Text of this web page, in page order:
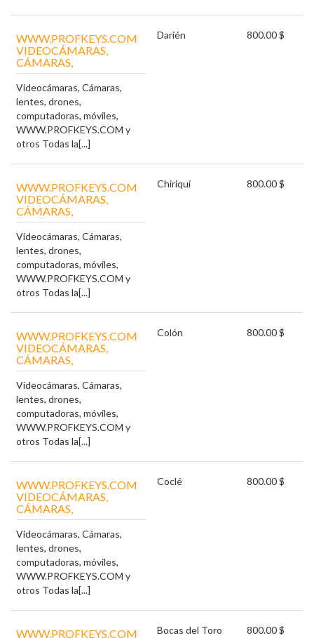
WWW.PROFKEYS.COM
VIDEOCÁMARAS,
CÁMARAS,
Videocámaras, Cámaras,
lentes, drones,
computadoras, móviles,
WWW.PROFKEYS.COM y
otros Todas la[...]
Darién 800.00 $
WWW.PROFKEYS.COM
VIDEOCÁMARAS,
CÁMARAS,
Videocámaras, Cámaras,
lentes, drones,
computadoras, móviles,
WWW.PROFKEYS.COM y
otros Todas la[...]
Chiriquí 800.00 $
WWW.PROFKEYS.COM
VIDEOCÁMARAS,
CÁMARAS,
Videocámaras, Cámaras,
lentes, drones,
computadoras, móviles,
WWW.PROFKEYS.COM y
otros Todas la[...]
Colón 800.00 $
WWW.PROFKEYS.COM
VIDEOCÁMARAS,
CÁMARAS,
Videocámaras, Cámaras,
lentes, drones,
computadoras, móviles,
WWW.PROFKEYS.COM y
otros Todas la[...]
Coclé 800.00 $
WWW.PROFKEYS.COM
Bocas del Toro 800.00 $